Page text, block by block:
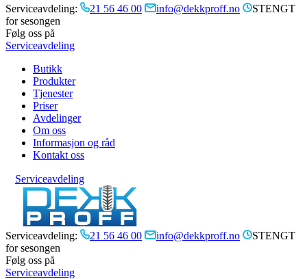
Serviceavdeling: 21 56 46 00 info@dekkproff.no
STENGT
for sesongen
Følg oss på
Serviceavdeling
Butikk
Produkter
Tjenester
Priser
Avdelinger
Om oss
Informasjon og råd
Kontakt oss
Serviceavdeling
Serviceavdeling: 21 56 46 00 info@dekkproff.no
STENGT
for sesongen
Følg oss på
Serviceavdeling